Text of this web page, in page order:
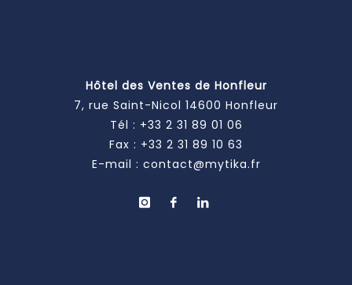
Hôtel des Ventes de Honfleur
7, rue Saint-Nicol 14600 Honfleur
Tél : +33 2 31 89 01 06
Fax : +33 2 31 89 10 63
E-mail : contact@mytika.fr